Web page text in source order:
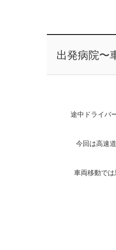
出発病院〜
途中ドライバ
今回は高速
車両移動では